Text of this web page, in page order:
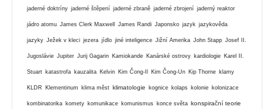
jaderné doktríny jaderné štěpení jaderné zbraně jaderné zbrojení jaderný reaktor
jádro atomu James Clerk Maxwell James Randi Japonsko jazyk jazykověda
jazyky Ježek v kleci jezera jídlo jiné inteligence Jižní Amerika John Stapp Josef II.
Jugoslávie Jupiter Jurij Gagarin Kamiokande Kanárské ostrovy kardiologie Karel II.
Stuart katastrofa kauzalita Kelvin Kim Čong-Il Kim Čong-Un Kip Thorne klamy
KLDR Klementinum klima měst klimatologie kognice kolaps kolonie kolonizace
kombinatorika komety komunikace komunismus konce světa konspirační teorie